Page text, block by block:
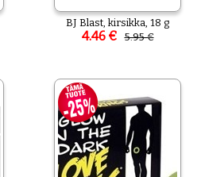
BJ Blast, kirsikka, 18 g
4.46 € 5.95 €